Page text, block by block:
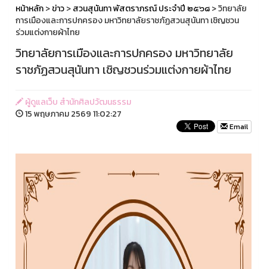
หน้าหลัก>ข่าว>สวนสุนันทา พัสตราภรณ์ ประจำปี ๒๕๖๘> วิทยาลัย
การเมืองและการปกครอง มหาวิทยาลัยราชภัฏสวนสุนันทา เชิญชวน
ร่วมแต่งกายผ้าไทย
วิทยาลัยการเมืองและการปกครอง มหาวิทยาลัย
ราชภัฏสวนสุนันทา เชิญชวนร่วมแต่งกายผ้าไทย
ผู้ดูแลเว็บ สำนักศิลปวัฒนธรรม
15 พฤษภาคม 2569 11:02:27
Email